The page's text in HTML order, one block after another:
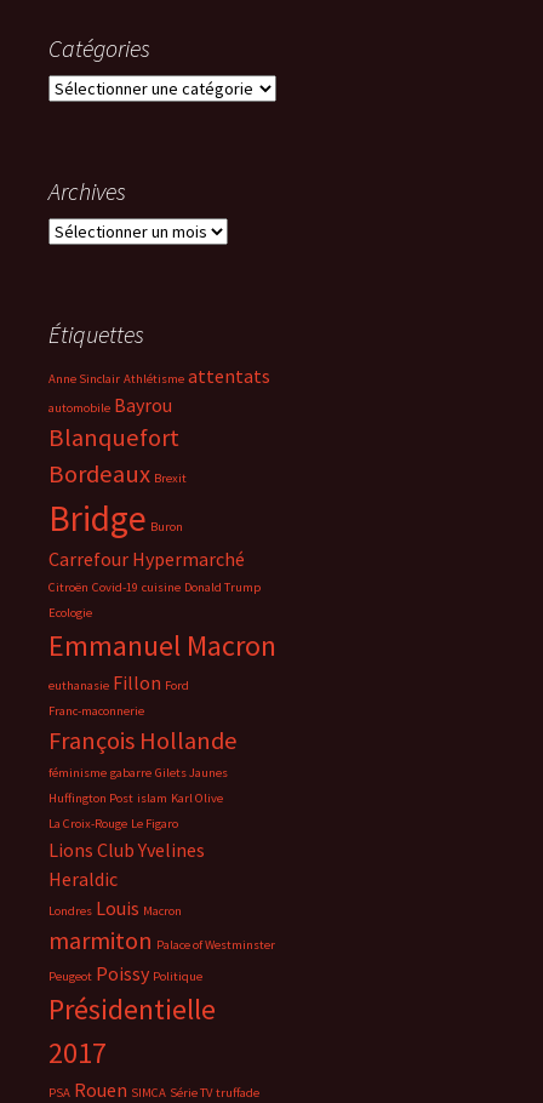
Catégories
Catégories
Archives
Archives
Étiquettes
Anne Sinclair Athlétisme attentats
automobile Bayrou
Blanquefort
Bordeaux Brexit
Bridge Buron
Carrefour Hypermarché
Citroën Covid-19 cuisine Donald Trump
Ecologie
Emmanuel Macron
euthanasie Fillon Ford
Franc-maconnerie
François Hollande
féminisme gabarre Gilets Jaunes
Huffington Post islam Karl Olive
La Croix-Rouge Le Figaro
Lions Club Yvelines
Heraldic
Londres Louis Macron
marmiton Palace of Westminster
Peugeot Poissy Politique
Présidentielle
2017
PSA Rouen SIMCA Série TV truffade